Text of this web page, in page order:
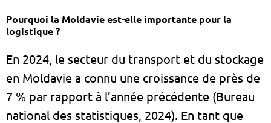
Pourquoi la Moldavie est-elle importante pour la
logistique ?
En 2024, le secteur du transport et du stockage
en Moldavie a connu une croissance de près de
7 % par rapport à l’année précédente (Bureau
national des statistiques, 2024). En tant que